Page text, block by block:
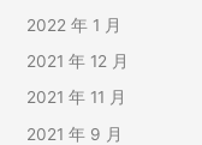
2022 年 1 月
2021 年 12 月
2021 年 11 月
2021 年 9 月